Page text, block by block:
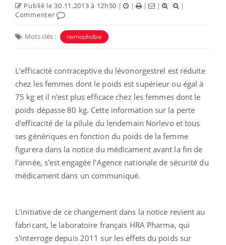
Publié le 30.11.2013 à 12h50 | | | |
|
Commenter
Mots clés : nomophobie
L’efficacité contraceptive du lévonorgestrel est réduite
chez les femmes dont le poids est supérieur ou égal à
75 kg et il n'est plus efficace chez les femmes dont le
poids dépasse 80 kg. Cette information sur la perte
d'efficacité de la pilule du lendemain Norlevo et tous
ses génériques en fonction du poids de la femme
figurera dans la notice du médicament avant la fin de
l'année, s'est engagée l'Agence nationale de sécurité du
médicament dans un communiqué.
L'initiative de ce changement dans la notice revient au
fabricant, le laboratoire français HRA Pharma, qui
s'interroge depuis 2011 sur les effets du poids sur